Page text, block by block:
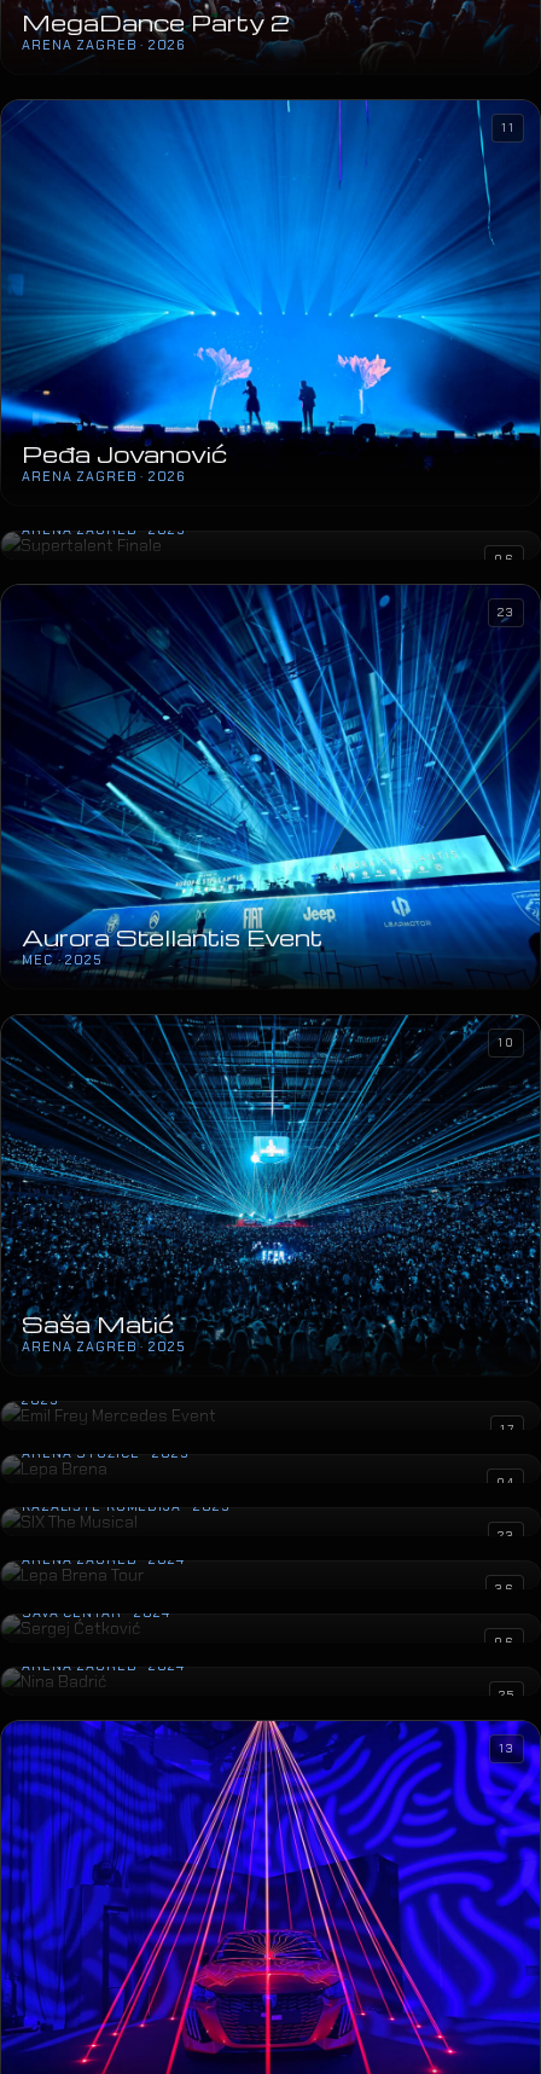
MegaDance Party 2
ARENA ZAGREB · 2026
Peđa Jovanović
ARENA ZAGREB · 2026
11
ARENA ZAGREB · 2025
06
Aurora Stellantis Event
MEC · 2025
23
Saša Matić
ARENA ZAGREB · 2025
10
Emil Frey Mercedes Event
2025
17
Lepa Brena
ARENA STOŽICE · 2025
04
SIX The Musical
KAZALIŠTE KOMEDIJA · 2025
23
Lepa Brena Tour
ARENA ZAGREB · 2024
36
Sergej Ćetković
SAVA CENTAR · 2024
06
Nina Badrić
ARENA ZAGREB · 2024
25
13